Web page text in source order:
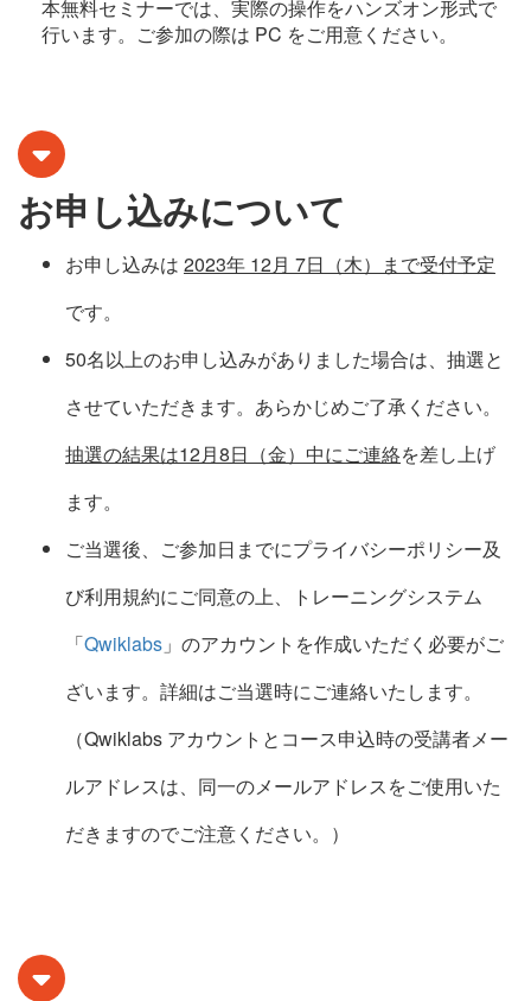
本無料セミナーでは、実際の操作をハンズオン形式で
行います。ご参加の際は PC をご用意ください。
お申し込みについて
お申し込みは 2023年 12月 7日（木）まで受付予定
です。
50名以上のお申し込みがありました場合は、抽選と
させていただきます。あらかじめご了承ください。
抽選の結果は12月8日（金）中にご連絡を差し上げ
ます。
ご当選後、ご参加日までにプライバシーポリシー及
び利用規約にご同意の上、トレーニングシステム
「Qwiklabs 」のアカウントを作成いただく必要がご
ざいます。詳細はご当選時にご連絡いたします。
（Qwiklabs アカウントとコース申込時の受講者メー
ルアドレスは、同一のメールアドレスをご使用いた
だきますのでご注意ください。）